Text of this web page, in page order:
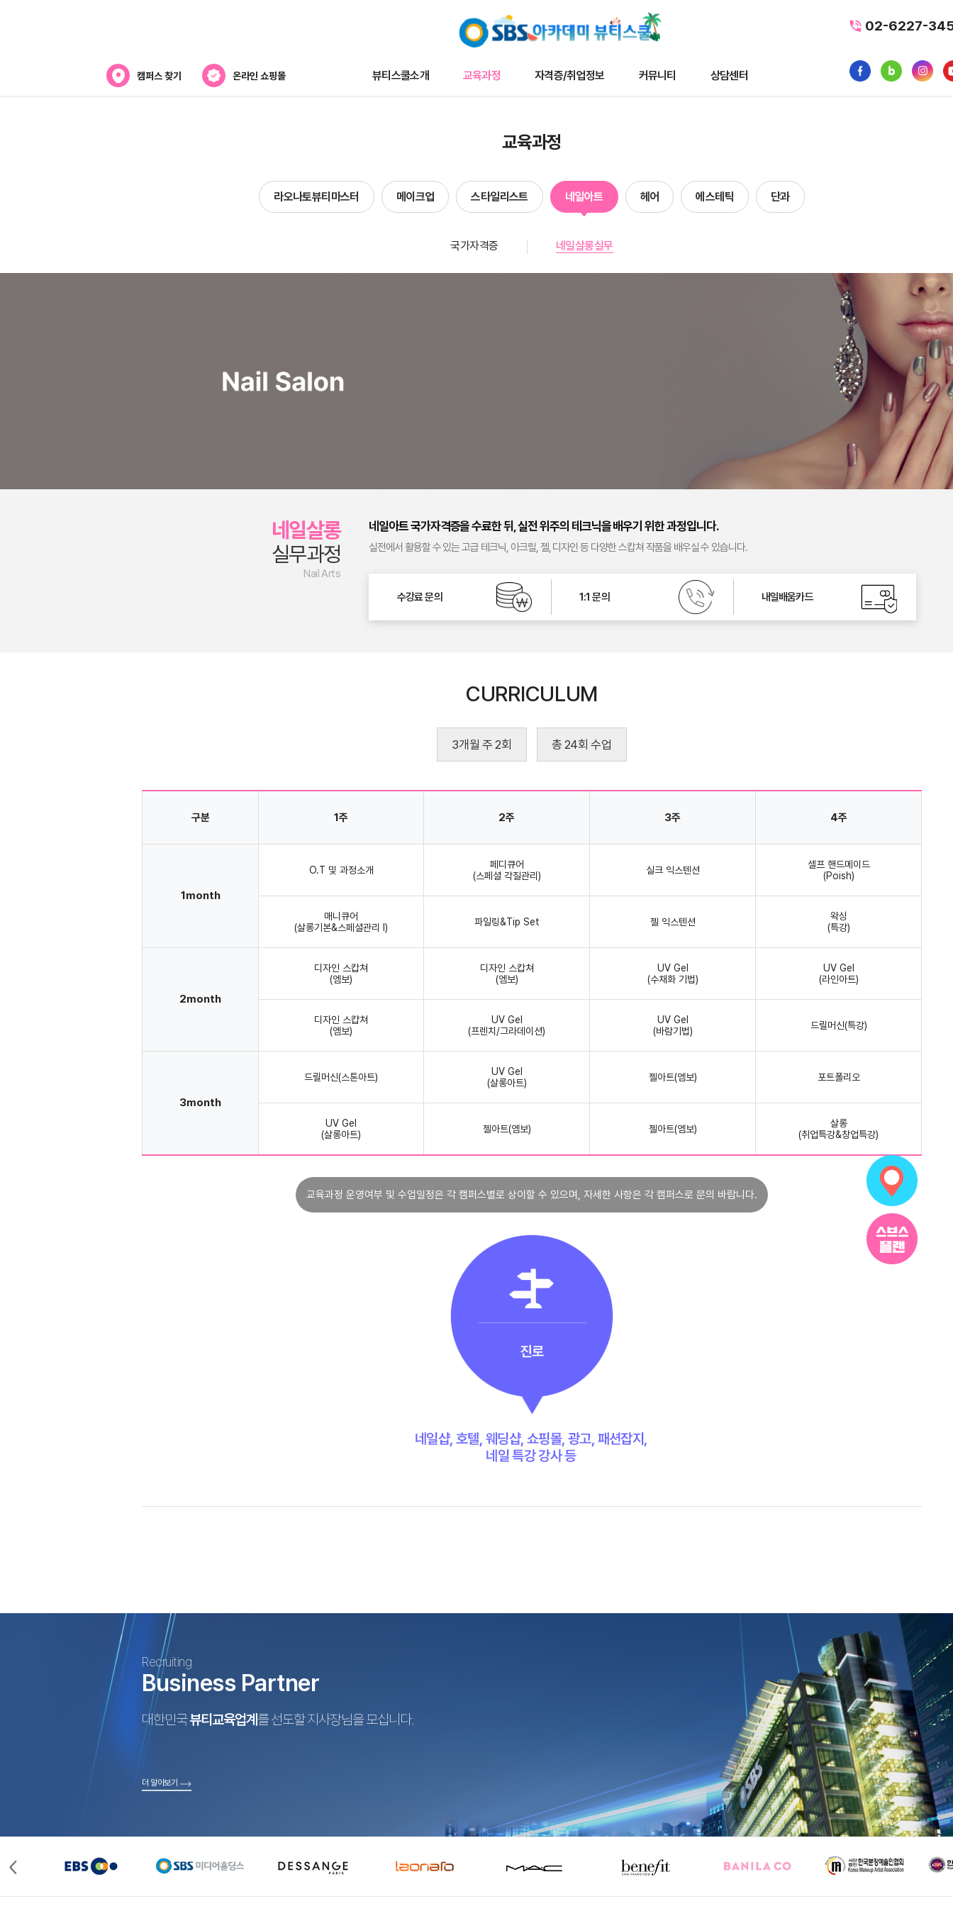
캠퍼스 찾기 온라인 쇼핑몰
02-6227-
뷰티스쿨소개 교육과정 자격증/취업정보 커뮤니티 상담센터
스타일리스트
에스테틱
채용/취업정보
자료실
이벤트
수강생인터뷰
합격자현황
내일배움카드
교육과정
라오나토뷰티마스터 메이크업 스타일리스트 네일아트
국가자격증 네일살롱실무
헤어 에스테틱 단과
네일살롱
실무과정
Nail Arts
네일아트 국가자격증을 수료한 뒤, 실전 위주의 테크닉을 배우기 위한 과정입니다.
실전에서 활용할 수 있는 고급 테크닉, 아크릴, 젤, 디자인 등 다양한 스캅쳐 작품을 배우실 수 있습니다.
수강료 문의 1:1 문의 내일배움카드
CURRICULUM
3개월 주 2회 총 24회 수업
구분 1주 2주 3주 4주
1month
O.T 및 과정소개
페디큐어
(스페셜 각질관리)
실크 익스텐션
셀프 핸드메이드
(Poish)
매니큐어
(살롱기본&스페셜관리 Ⅰ)
파일링&Tip Set 젤 익스텐션
왁싱
(특강)
2month
디자인 스캅쳐
(엠보)
디자인 스캅쳐
(엠보)
UV Gel
(수채화 기법)
UV Gel
(라인아트)
디자인 스캽쳐
(엠보)
UV Gel
(프렌치/그라데이션)
UV Gel
(바람기법)
드릴머신(특강)
3month
드릴머신(스톤아트)
UV Gel
(살롱아트)
젤아트(엠보) 포트폴리오
UV Gel
(살롱아트)
젤아트(엠보) 젤아트(엠보)
살롱
(취업특강&창업특강)
교육과정 운영여부 및 수업일정은 각 캠퍼스별로 상이할 수 있으며, 자세한 사항은 각 캠퍼스로 문의 바랍니다.
Recruiting
Business Partner
대한민국뷰티교육업계 를 선도할 지사장님을 모십니다.
더 알아보기